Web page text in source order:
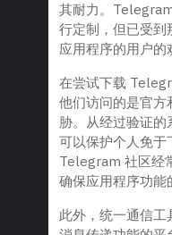
其耐力。
行定制，但已受到
应用程序的用户的
在尝试下载
他们访问的是官方
胁。从经过验证
可以保护个人免于
Telegram 社区经
确保应用程序功能
此外，统一通信工